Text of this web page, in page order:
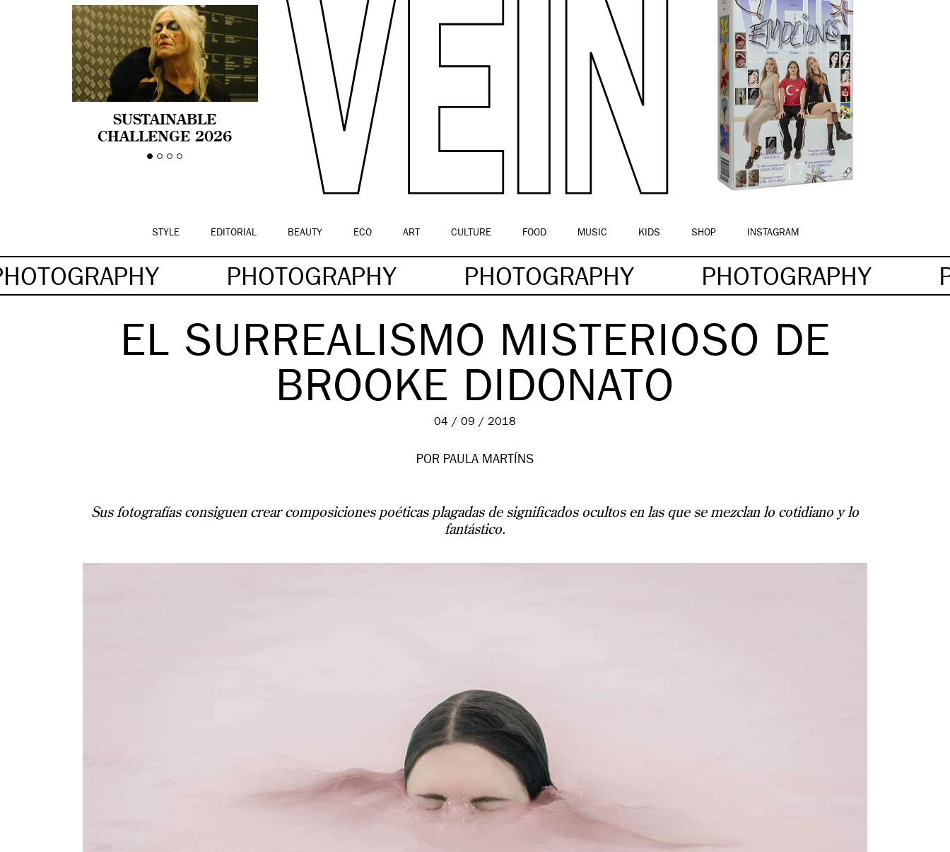
SUSTAINABLE
CHALLENGE 2026
CELEBRA LA
STYLE EDITORIAL BEAUTY ECO ART CULTURE FOOD MUSIC KIDS SHOP INSTAGRAM
PHOTOGRAPHY PHOTOGRAPHY PHOTOGRAPHY
EL SURREALISMO MISTERIOSO DE
BROOKE DIDONATO
04 / 09 / 2018
POR PAULA MARTÍNS
Sus fotografías consiguen crear composiciones poéticas plagadas de significados ocultos en las que se mezclan lo cotidiano y lo
fantástico.